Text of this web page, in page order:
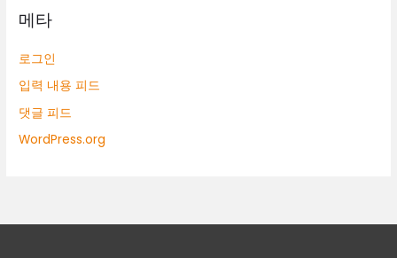
메타
로그인
입력 내용 피드
댓글 피드
WordPress.org